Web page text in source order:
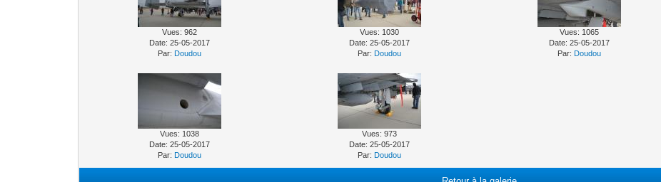
Vues: 962
Date: 25-05-2017
Par: Doudou
Vues: 1030
Date: 25-05-2017
Par: Doudou
Vues: 1065
Date: 25-05-2017
Par: Doudou
Vues: 1038
Date: 25-05-2017
Par: Doudou
Vues: 973
Date: 25-05-2017
Par: Doudou